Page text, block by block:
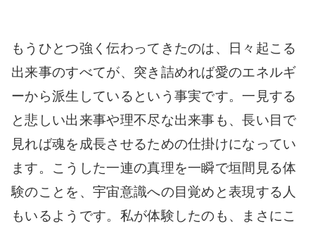
もうひとつ強く伝わってきたのは、日々起こる
出来事のすべてが、突き詰めれば愛のエネルギ
ーから派生しているという事実です。一見する
と悲しい出来事や理不尽な出来事も、長い目で
見れば魂を成長させるための仕掛けになってい
ます。こうした一連の真理を一瞬で垣間見る体
験のことを、宇宙意識への目覚めと表現する人
もいるようです。私が体験したのも、まさにこ